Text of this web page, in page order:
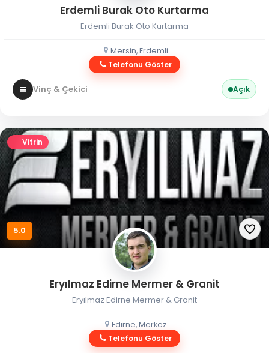
Erdemli Burak Oto Kurtarma
Erdemli Burak Oto Kurtarma
Mersin, Erdemli
Telefonu Göster
Vinç & Çekici Açık
Vitrin
5.0
Eryılmaz Edirne Mermer & Granit
Eryılmaz Edirne Mermer & Granit
Edirne, Merkez
Telefonu Göster